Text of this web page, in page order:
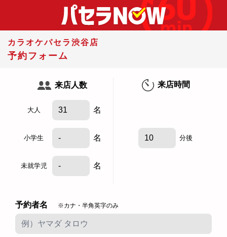
カラオケパセラ渋谷店
予約フォーム
来店人数
大人 名
小学生 名
未就学児 名
来店時間
分後
予約者名 ※カナ・半角英字のみ